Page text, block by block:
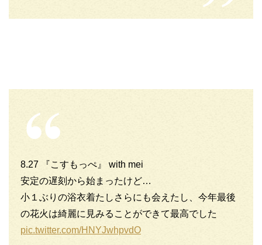
8.27 『こすもっぺ』 with mei
安定の遅刻から始まったけど…
小１ぶりの浴衣着たしさらにも会えたし、今年最後
の花火は綺麗に見みることができて最高でした
pic.twitter.com/HNYJwhpvdO